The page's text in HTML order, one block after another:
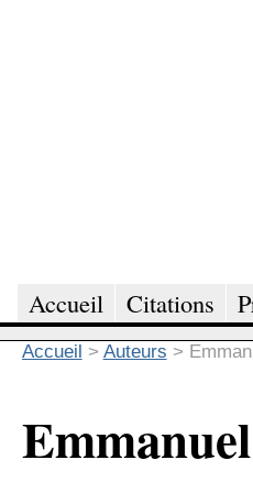
Accueil Citations
Accueil > Auteurs >